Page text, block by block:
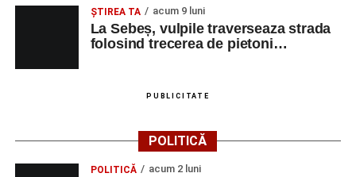
ŞTIREA TA acum 9 luni
La Sebeș, vulpile traverseaza strada
folosind trecerea de pietoni…
PUBLICITATE
POLITICĂ
POLITICĂ acum 2 luni